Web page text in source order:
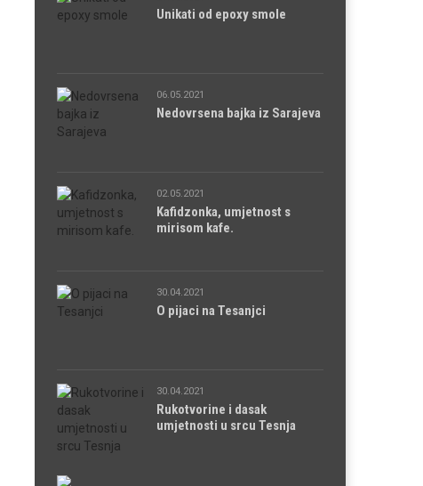
Unikati od epoxy smole
06.05.2021
Nedovrsena bajka iz Sarajeva
02.05.2021
Kafidzonka, umjetnost s
mirisom kafe.
30.04.2021
O pijaci na Tesanjci
30.04.2021
Rukotvorine i dasak
umjetnosti u srcu Tesnja